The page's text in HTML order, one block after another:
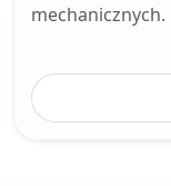
mechanicznych.